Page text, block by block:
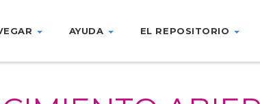
AYUDA EL REPOSITORIO